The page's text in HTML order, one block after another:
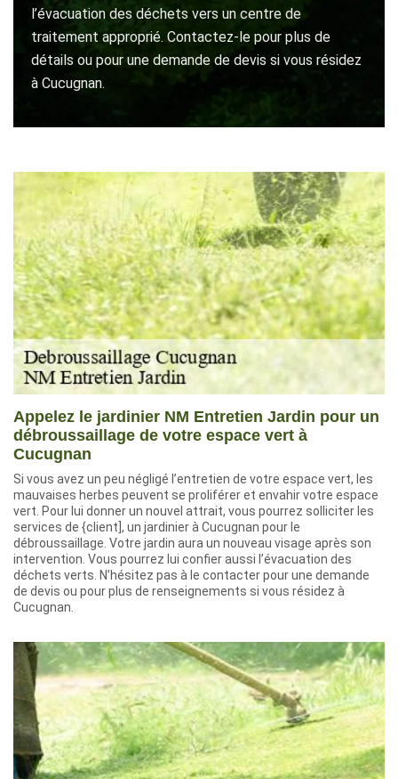
l’évacuation des déchets vers un centre de
traitement approprié. Contactez-le pour plus de
détails ou pour une demande de devis si vous résidez
à Cucugnan.
Appelez le jardinier NM Entretien Jardin pour un
débroussaillage de votre espace vert à
Cucugnan
Si vous avez un peu négligé l’entretien de votre espace vert, les
mauvaises herbes peuvent se proliférer et envahir votre espace
vert. Pour lui donner un nouvel attrait, vous pourrez solliciter les
services de {client], un jardinier à Cucugnan pour le
débroussaillage. Votre jardin aura un nouveau visage après son
intervention. Vous pourrez lui confier aussi l’évacuation des
déchets verts. N’hésitez pas à le contacter pour une demande
de devis ou pour plus de renseignements si vous résidez à
Cucugnan.